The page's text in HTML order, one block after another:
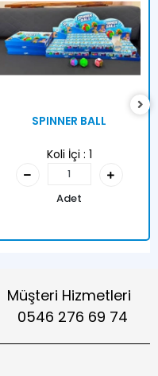
SPINNER BALL
Koli İçi : 1
Adet
Müşteri Hizmetleri
0546 276 69 74